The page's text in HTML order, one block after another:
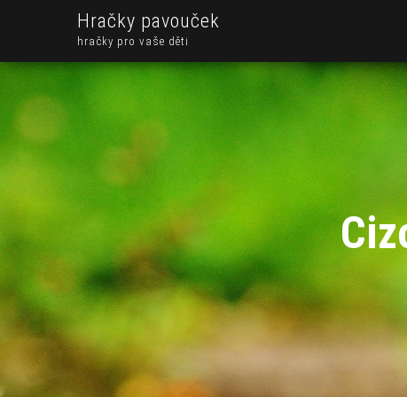
Hračky pavouček
hračky pro vaše děti